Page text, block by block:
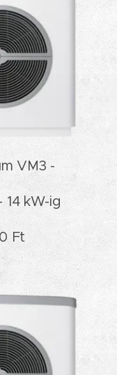
VM3 -
14 kW-ig
Ft